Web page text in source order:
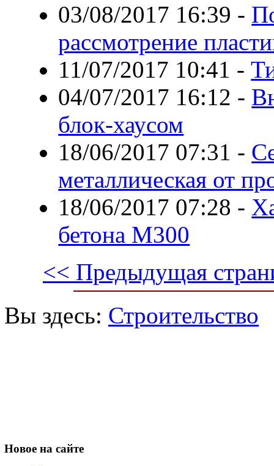
03/08/2017 16:39 -
рассмотрение
11/07/2017 10:41 -
04/07/2017 16:12 -
блок-хаусом
18/06/2017 07:31 -
металлическая от
18/06/2017 07:28 -
бетона М300
<< Предыдущая
Вы здесь: Строительство
Новое на сайте